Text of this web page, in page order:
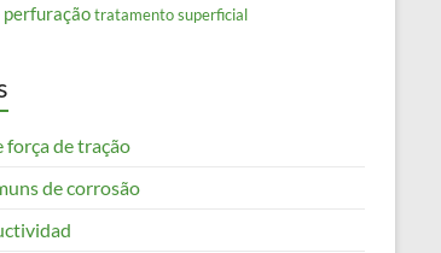
perfuraçãotratamento superficial
força de tração
de corrosão